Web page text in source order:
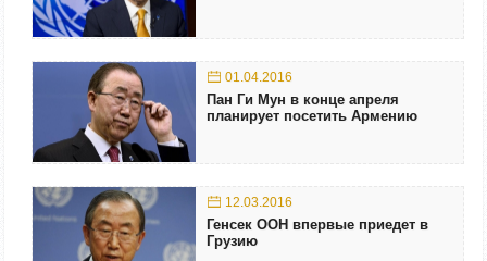
01.04.2016
Пан Ги Мун в конце апреля
планирует посетить Армению
12.03.2016
Генсек ООН впервые приедет в
Грузию